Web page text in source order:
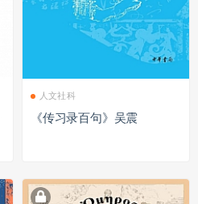
人文社科
《传习录百句》吴震